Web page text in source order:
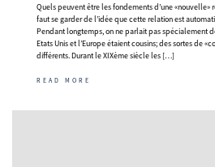
Quels peuvent être les fondements d’une «nouvelle» relation transatlantique? D’abord il
faut se garder de l’idée que cette relation est
Pendant longtemps, on ne parlait pas spécialement
Etats Unis et l’Europe étaient cousins; des sortes de
différents. Durant le XIXème siècle les […]
READ MORE